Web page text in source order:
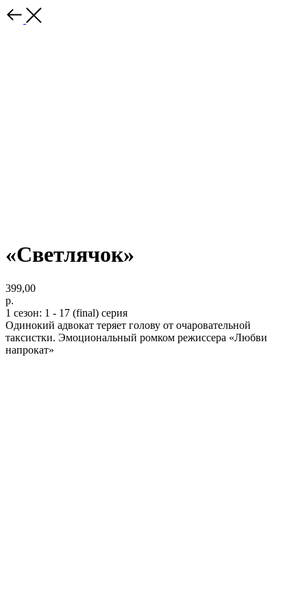
«Светлячок»
399,00
р.
1 сезон: 1 - 17 (final) серия
Одинокий адвокат теряет голову от очаровательной
таксистки. Эмоциональный ромком режиссера «Любви
напрокат»